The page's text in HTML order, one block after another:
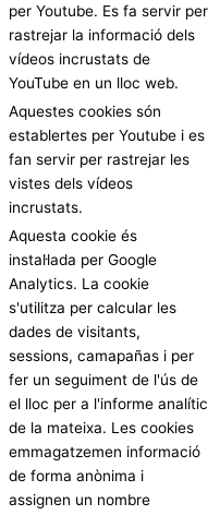
per Youtube. Es fa servir per
rastrejar la informació dels
vídeos incrustats de
YouTube en un lloc web.
Aquestes cookies són
establertes per Youtube i es
fan servir per rastrejar les
vistes dels vídeos
incrustats.
Aquesta cookie és
instal·lada per Google
Analytics. La cookie
s'utilitza per calcular les
dades de visitants,
sessions, camapañas i per
fer un seguiment de l'ús de
el lloc per a l'informe analític
de la mateixa. Les cookies
emmagatzemen informació
de forma anònima i
assignen un nombre